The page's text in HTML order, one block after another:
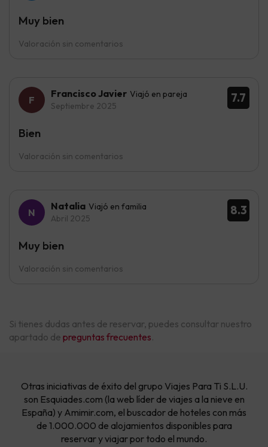
Valoración sin comentarios
Muy bien
7.7
Francisco Javier Viajó en pareja
Septiembre 2025
Valoración sin comentarios
Bien
8.3
Natalia Viajó en familia
Abril 2025
Valoración sin comentarios
Muy bien
Si tienes dudas antes de reservar, puedes consultar nuestro
apartado de preguntas frecuentes.
Otras iniciativas de éxito del grupo Viajes Para Ti S.L.U.
son Esquiades.com (la web líder de viajes a la nieve en
España) y Amimir.com, el buscador de hoteles con más
de 1.000.000 de alojamientos disponibles para
reservar y viajar por todo el mundo.